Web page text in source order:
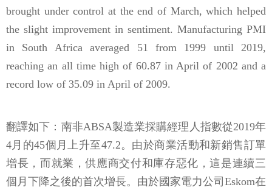
brought under control at the end of March, which helped
the slight improvement in sentiment. Manufacturing PMI
in South Africa averaged 51 from 1999 until 2019,
reaching an all time high of 60.87 in April of 2002 and a
record low of 35.09 in April of 2009.
翻譯如下：南非ABSA製造業採購經理人指數從2019年
4月的45個月上升至47.2。由於商業活動和新銷售訂單
增長，而就業，供應商交付和庫存惡化，這是連續三
個月下降之後的首次增長。由於國家電力公司Eskom在